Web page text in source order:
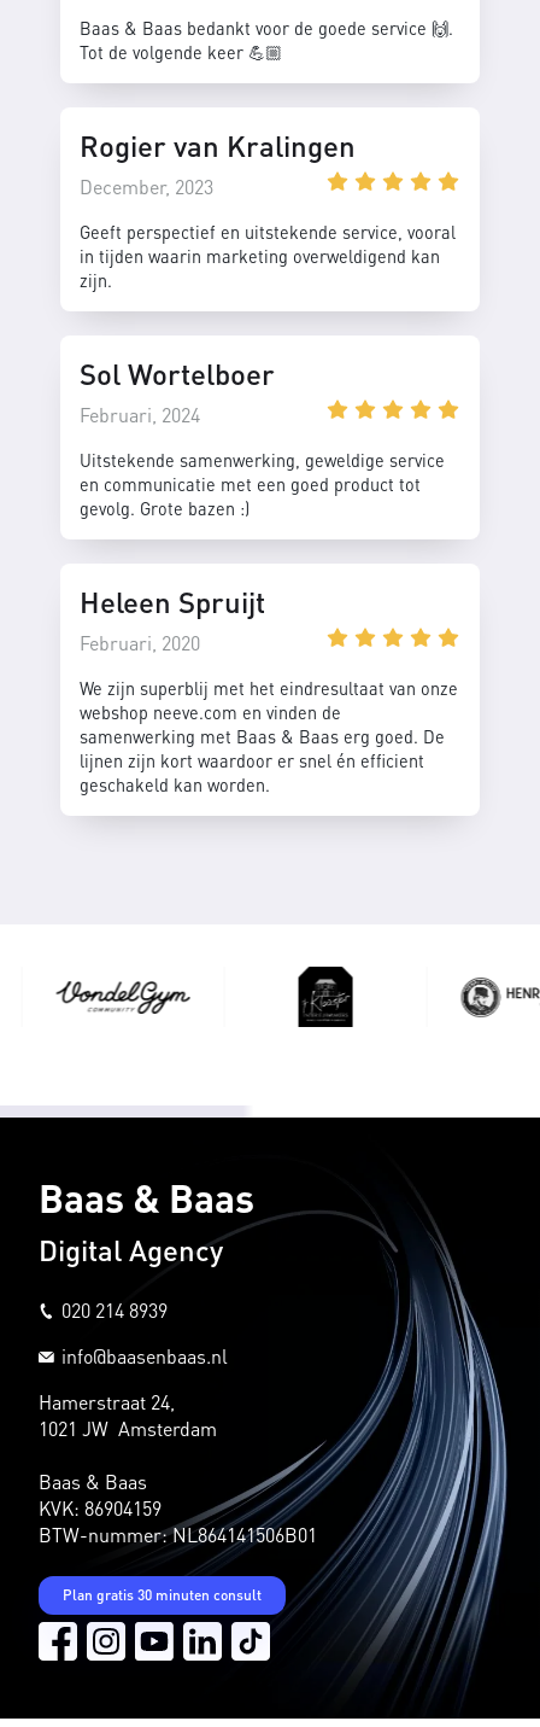
Baas & Baas bedankt voor de goede service 🙌.
Tot de volgende keer 💪🏼
Rogier van Kralingen
December, 2023
Geeft perspectief en uitstekende service, vooral
in tijden waarin marketing overweldigend kan
zijn.
Sol Wortelboer
Februari, 2024
Uitstekende samenwerking, geweldige service
en communicatie met een goed product tot
gevolg. Grote bazen :)
Heleen Spruijt
Februari, 2020
We zijn superblij met het eindresultaat van onze
webshop neeve.com en vinden de
samenwerking met Baas & Baas erg goed. De
lijnen zijn kort waardoor er snel én efficient
geschakeld kan worden.
Baas & Baas
Digital Agency
020 214 8939
info@baasenbaas.nl
Hamerstraat 24,
1021 JW Amsterdam
Baas & Baas
KVK: 86904159
BTW-nummer: NL864141506B01
Plan gratis 30 minuten consult